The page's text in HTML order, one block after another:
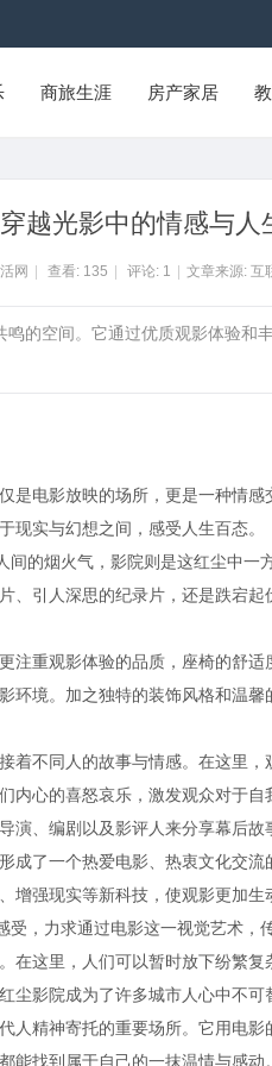
商旅生涯 房产家居
越光影中的情感与人
网 查看: 135 评论: 1 文章来源: 互
的空间。它通过优质观影体验和
是电影放映的场所，更是一种情
现实与幻想之间，感受人生百态。
的烟火气，影院则是这红尘中一
、引人深思的纪录片，还是跌宕
注重观影体验的品质，座椅的舒
环境。加之独特的装饰风格和温
着不同人的故事与情感。在这里
心的喜怒哀乐，激发观众对于自
、编剧以及影评人来分享幕后故
了一个热爱电影、热衷文化交流
增强现实等新科技，使观影更加
，力求通过电影这一视觉艺术，
在这里，人们可以暂时放下纷繁
影院成为了许多城市人心中不可
人精神寄托的重要场所。它用电
能找到属于自己的一抹温情与感动。